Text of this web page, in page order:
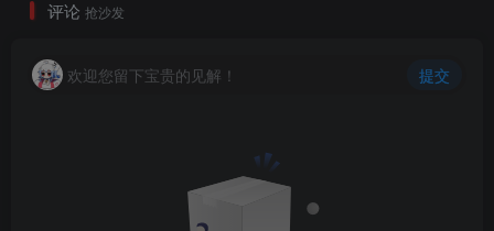
评论 抢沙发
欢迎您留下宝贵的见解！ 提交